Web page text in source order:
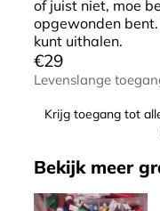
of juist niet, moe
opgewonden
kunt uithalen.
€29
Levenslange
Krijg toegang tot
Bekijk meer